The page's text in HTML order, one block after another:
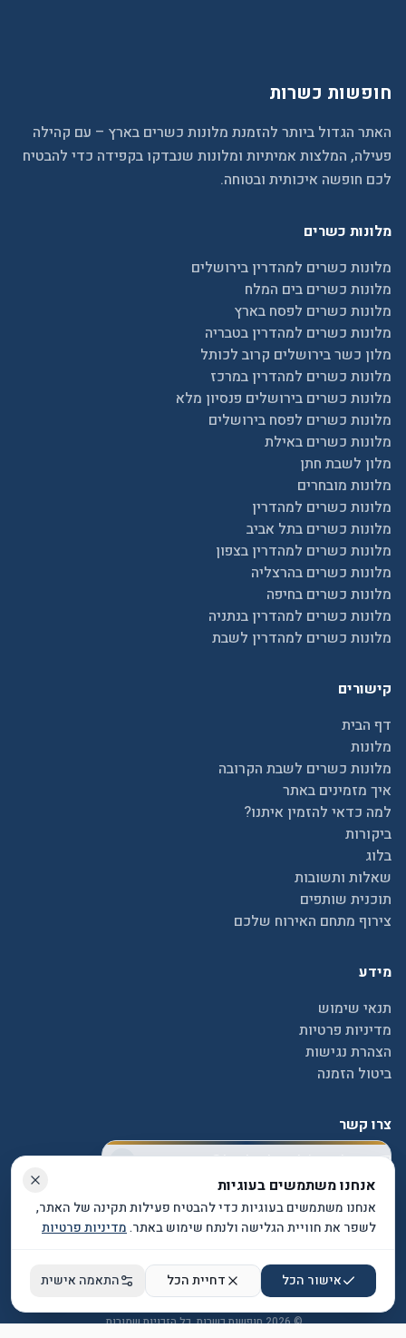
השלימו את ההזמנה עכשיו כדי להבטיח
את המחיר והחדר שלכם.
חופשות כשרות
האתר הגדול ביותר להזמנת מלונות כשרים בארץ – עם קהילה
פעילה, המלצות אמיתיות ומלונות שנבדקו בקפידה כדי להבטיח
לכם חופשה איכותית ובטוחה.
מלונות כשרים
מלונות כשרים למהדרין בירושלים
מלונות כשרים בים המלח
מלונות כשרים לפסח בארץ
מלונות כשרים למהדרין בטבריה
מלון כשר בירושלים קרוב לכותל
מלונות כשרים למהדרין במרכז
מלונות כשרים בירושלים פנסיון מלא
מלונות כשרים לפסח בירושלים
מלונות כשרים באילת
מלון לשבת חתן
מלונות מובחרים
מלונות כשרים למהדרין
מלונות כשרים בתל אביב
מלונות כשרים למהדרין בצפון
מלונות כשרים בהרצליה
מלונות כשרים בחיפה
מלונות כשרים למהדרין בנתניה
מלונות כשרים למהדרין לשבת
קישורים
דף הבית
מלונות
מלונות כשרים לשבת הקרובה
איך מזמינים באתר
למה כדאי להזמין איתנו?
ביקורות
בלוג
שאלות ותשובות
תוכנית שותפים
צירוף מתחם האירוח שלכם
מידע
תנאי שימוש
מדיניות פרטיות
הצהרת נגישות
ביטול הזמנה
צרו קשר
contact@kosherhotelsisrael.com
צור קשר
עקבו אחרינו
© 2026 חופשות כשרות. כל הזכויות שמורות.
הגדרות נגישות
אנחנו משתמשים בעוגיות
אנחנו משתמשים בעוגיות כדי להבטיח פעילות תקינה של האתר,
לשפר את חוויית הגלישה ולנתח שימוש באתר.מדיניות פרטיות
אישור הכל דחיית הכל התאמה אישית